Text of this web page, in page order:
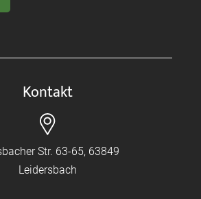
Kontakt
Str. 63-65, 63849
Leidersbach